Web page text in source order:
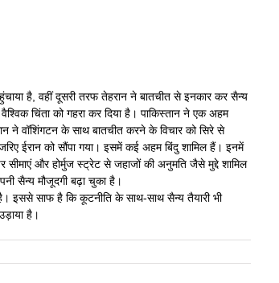
है, वहीं दूसरी तरफ तेहरान ने बातचीत से इनकार कर सैन्य
चिंता को गहरा कर दिया है। पाकिस्तान ने एक अहम
ने वॉशिंगटन के साथ बातचीत करने के विचार को सिरे से
ईरान को सौंपा गया। इसमें कई अहम बिंदु शामिल हैं। इनमें
सीमाएं और होर्मुज स्ट्रेट से जहाजों की अनुमति जैसे मुद्दे शामिल
सैन्य मौजूदगी बढ़ा चुका है।
इससे साफ है कि कूटनीति के साथ-साथ सैन्य तैयारी भी
है।